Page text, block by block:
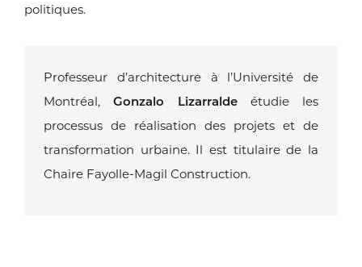
politiques.
Professeur d’architecture à l’Université de
Montréal,Gonzalo Lizarralde
étudie les
processus de réalisation des projets et de
transformation urbaine. Il est titulaire de la
Chaire Fayolle-Magil Construction.